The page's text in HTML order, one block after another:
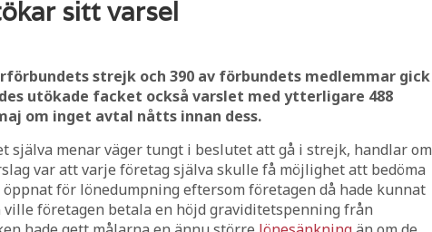
sitt varsel
strejk och 390 av förbundets medlemmar gick
utökade facket också varslet med ytterligare 488
om inget avtal nåtts innan dess.
själva menar väger tungt i beslutet att gå i strejk, handlar om
var att varje företag själva skulle få möjlighet att bedöma
för lönedumpning eftersom företagen då hade kunnat
företagen betala en höjd graviditetspenning från